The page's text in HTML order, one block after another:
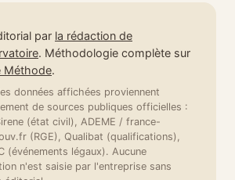
par la rédaction de
. Méthodologie complète sur
Méthode.
données affichées proviennent
de sources publiques officielles :
(état civil), ADEME / france-
(RGE), Qualibat (qualifications),
(événements légaux). Aucune
n'est saisie par l'entreprise sans